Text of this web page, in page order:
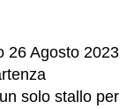
26 Agosto 2023
solo stallo per